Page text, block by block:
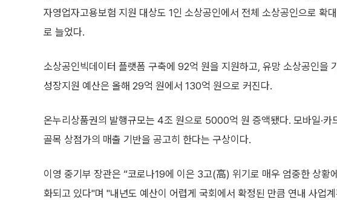
자영업자고용보험 지원 대상도 1인 소상공인에서 전체 소상공인으로 확
로 늘었다.
소상공인빅데이터 플랫폼 구축에 92억 원을 지원하고, 유망 소상공인을
성장지원 예산은 올해 29억 원에서 130억 원으로 커진다.
온누리상품권의 발행규모는 4조 원으로 5000억 원 증액됐다. 모바일·
골목 상점가의 매출 기반을 공고히 한다는 구상이다.
이영 중기부 장관은 “코로나19에 이은 3고(高) 위기로 매우 엄중한 상황
화되고 있다"며 "내년도 예산이 어렵게 국회에서 확정된 만큼 연내 사업